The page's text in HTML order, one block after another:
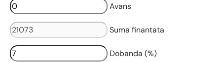
Avans
Suma finantata
Dobanda (%)